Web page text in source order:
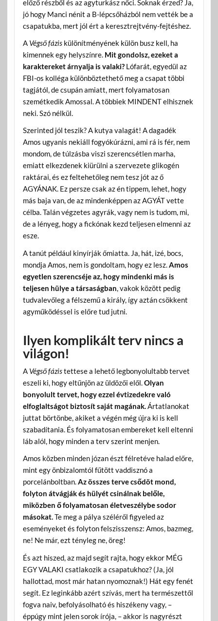
előző részből és az agyturkász nőci. Soknak érzed? Ja,
jó hogy Manci nénit a B-lépcsőházból nem vették be a
csapatukba, mert jól ért a keresztrejtvény-fejtéshez.
A Végső fáziskülönítményének külön busz kell, ha
kimennek egy helyszínre. Mit gondolsz, ezeket a
karaktereket árnyalja is valaki?Lófarát, egyedül az
FBI-os kolléga különböztethető meg a csapat többi
tagjától, de csupán amiatt, mert folyamatosan
szemétkedik Amossal. A többiek MINDENT elhisznek
neki. Szó nélkül.
Szerinted jól teszik? A kutya valagát! A dagadék
Amos ugyanis nekiáll fogyókúrázni, ami rá is fér, nem
mondom, de túlzásba viszi szerencsétlen marha,
emiatt elkezdenek kiürülni a szervezete glikogén
raktárai, és ez feltehetőleg nem tesz jót az ő
AGYÁNAK. Ez persze csak az én tippem, lehet, hogy
más baja van, de az mindenképpen az AGYÁT vette
célba. Talán végzetes agyrák, vagy nem is tudom, mi,
de a lényeg, hogy a fickónak kezd teljesen elmenni az
esze.
A tanút például kinyírják őmiatta. Ja, hát, izé, bocs,
mondja Amos, nem is gondoltam, hogy ez lesz.Amos
egyetlen szerencséje az, hogy mindenki más is
teljesen hülye a társaságban, vakok között pedig
tudvalevőleg a félszemű a király, így aztán csökkent
agyműködéssel is előre tud jutni.
Ilyen komplikált terv nincs a
világon!
A Végső fázistettese a lehető legbonyolultabb tervet
eszeli ki, hogy eltűnjön az üldözői elől.Olyan
bonyolult tervet, hogy ezzel évtizedekre való
elfoglaltságot biztosít saját magának.Ártatlanokat
juttat börtönbe, akiket a végén még újra ki is kell
szabadítania. És folyamatosan embereket kell eltenni
láb alól, hogy minden a terv szerint menjen.
Amos közben minden józan észt félretéve halad előre,
mint egy önbizalomtól fűtött vaddisznó a
porcelánboltban.Az összes terve csődöt mond,
folyton átvágják és hülyét csinálnak belőle,
miközben ő folyamatosan életveszélybe sodor
másokat.Te meg a pálya széléről figyeled az
eseményeket és folyton felszisszensz: Amos, bazmeg,
ne! Ne már, ezt tényleg ne, öreg!
És azt hiszed, az majd segít rajta, hogy ekkor MÉG
EGY VALAKI csatlakozik a csapatukhoz? (Ja, jól
hallottad, most már hatan nyomoznak!) Hát egy fenét
segít. Ez leginkább azért szívás, mert ha természettől
fogva naiv, befolyásolható és hiszékeny vagy, –
éppúgy mint jelen sorok írója, – akkor is nagyrészt